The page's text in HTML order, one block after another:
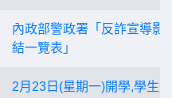
內政部警政署「反詐宣導影
結一覽表」
2月23日(星期一)開學,學生